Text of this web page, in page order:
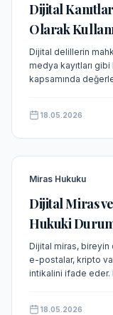
Dijital
Olarak
Dijital delillerin
medya kayıtları
kapsamında
18.05.2026
Miras Hukuku
Dijital Miras
Hukuki
Dijital miras, bireyin
e-postalar, kripto
intikalini ifade eder.
18.05.2026